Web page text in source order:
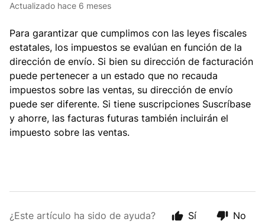
Actualizado hace 6 meses
Para garantizar que cumplimos con las leyes fiscales
estatales, los impuestos se evalúan en función de la
dirección de envío. Si bien su dirección de facturación
puede pertenecer a un estado que no recauda
impuestos sobre las ventas, su dirección de envío
puede ser diferente. Si tiene suscripciones Suscríbase
y ahorre, las facturas futuras también incluirán el
impuesto sobre las ventas.
¿Este artículo ha sido de ayuda? Sí No